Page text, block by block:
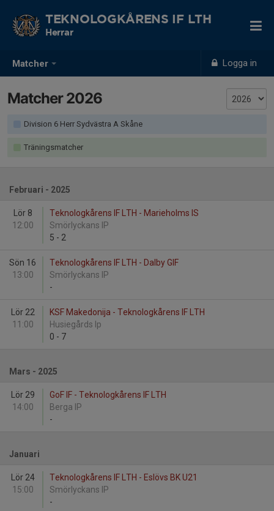
Matcher Logga in
TEKNOLOGKÅRENS IF LTH
Herrar
Matcher 2026
Division 6 Herr Sydvästra A Skåne
Träningsmatcher
Februari - 2025
Lör 8
12:00
Teknologkårens IF LTH - Marieholms IS
Smörlyckans IP
5 - 2
Sön 16
13:00
Teknologkårens IF LTH - Dalby GIF
Smörlyckans IP
-
Lör 22
11:00
KSF Makedonija - Teknologkårens IF LTH
Husiegårds Ip
0 - 7
Mars - 2025
Lör 29
14:00
GoF IF - Teknologkårens IF LTH
Berga IP
-
Januari
Lör 24
15:00
Teknologkårens IF LTH - Eslövs BK U21
Smörlyckans IP
-